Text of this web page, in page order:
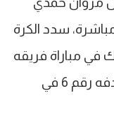
سدد الكرة
في مباراة فريقه
ضد غزل المحلة، ليصل مروان إلى هدفه رقم 6 في